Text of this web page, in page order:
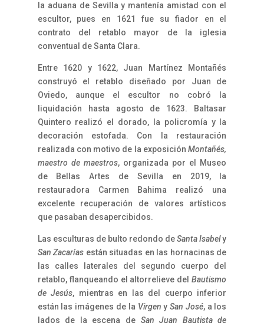
la aduana de Sevilla y mantenía amistad con el
escultor, pues en 1621 fue su fiador en el
contrato del retablo mayor de la iglesia
conventual de Santa Clara.
Entre 1620 y 1622, Juan Martínez Montañés
construyó el retablo diseñado por Juan de
Oviedo, aunque el escultor no cobró la
liquidación hasta agosto de 1623. Baltasar
Quintero realizó el dorado, la policromía y la
decoración estofada. Con la restauración
realizada con motivo de la exposiciónMontañés,
maestro de maestros, organizada por el Museo
de Bellas Artes de Sevilla en 2019, la
restauradora Carmen Bahima realizó una
excelente recuperación de valores artísticos
que pasaban desapercibidos.
Las esculturas de bulto redondo deSanta Isabely
San Zacarías están situadas en las hornacinas de
las calles laterales del segundo cuerpo del
retablo, flanqueando el altorrelieve delBautismo
de Jesús, mientras en las del cuerpo inferior
están las imágenes de la Virgen ySan José, a los
lados de la escena de San Juan Bautista de